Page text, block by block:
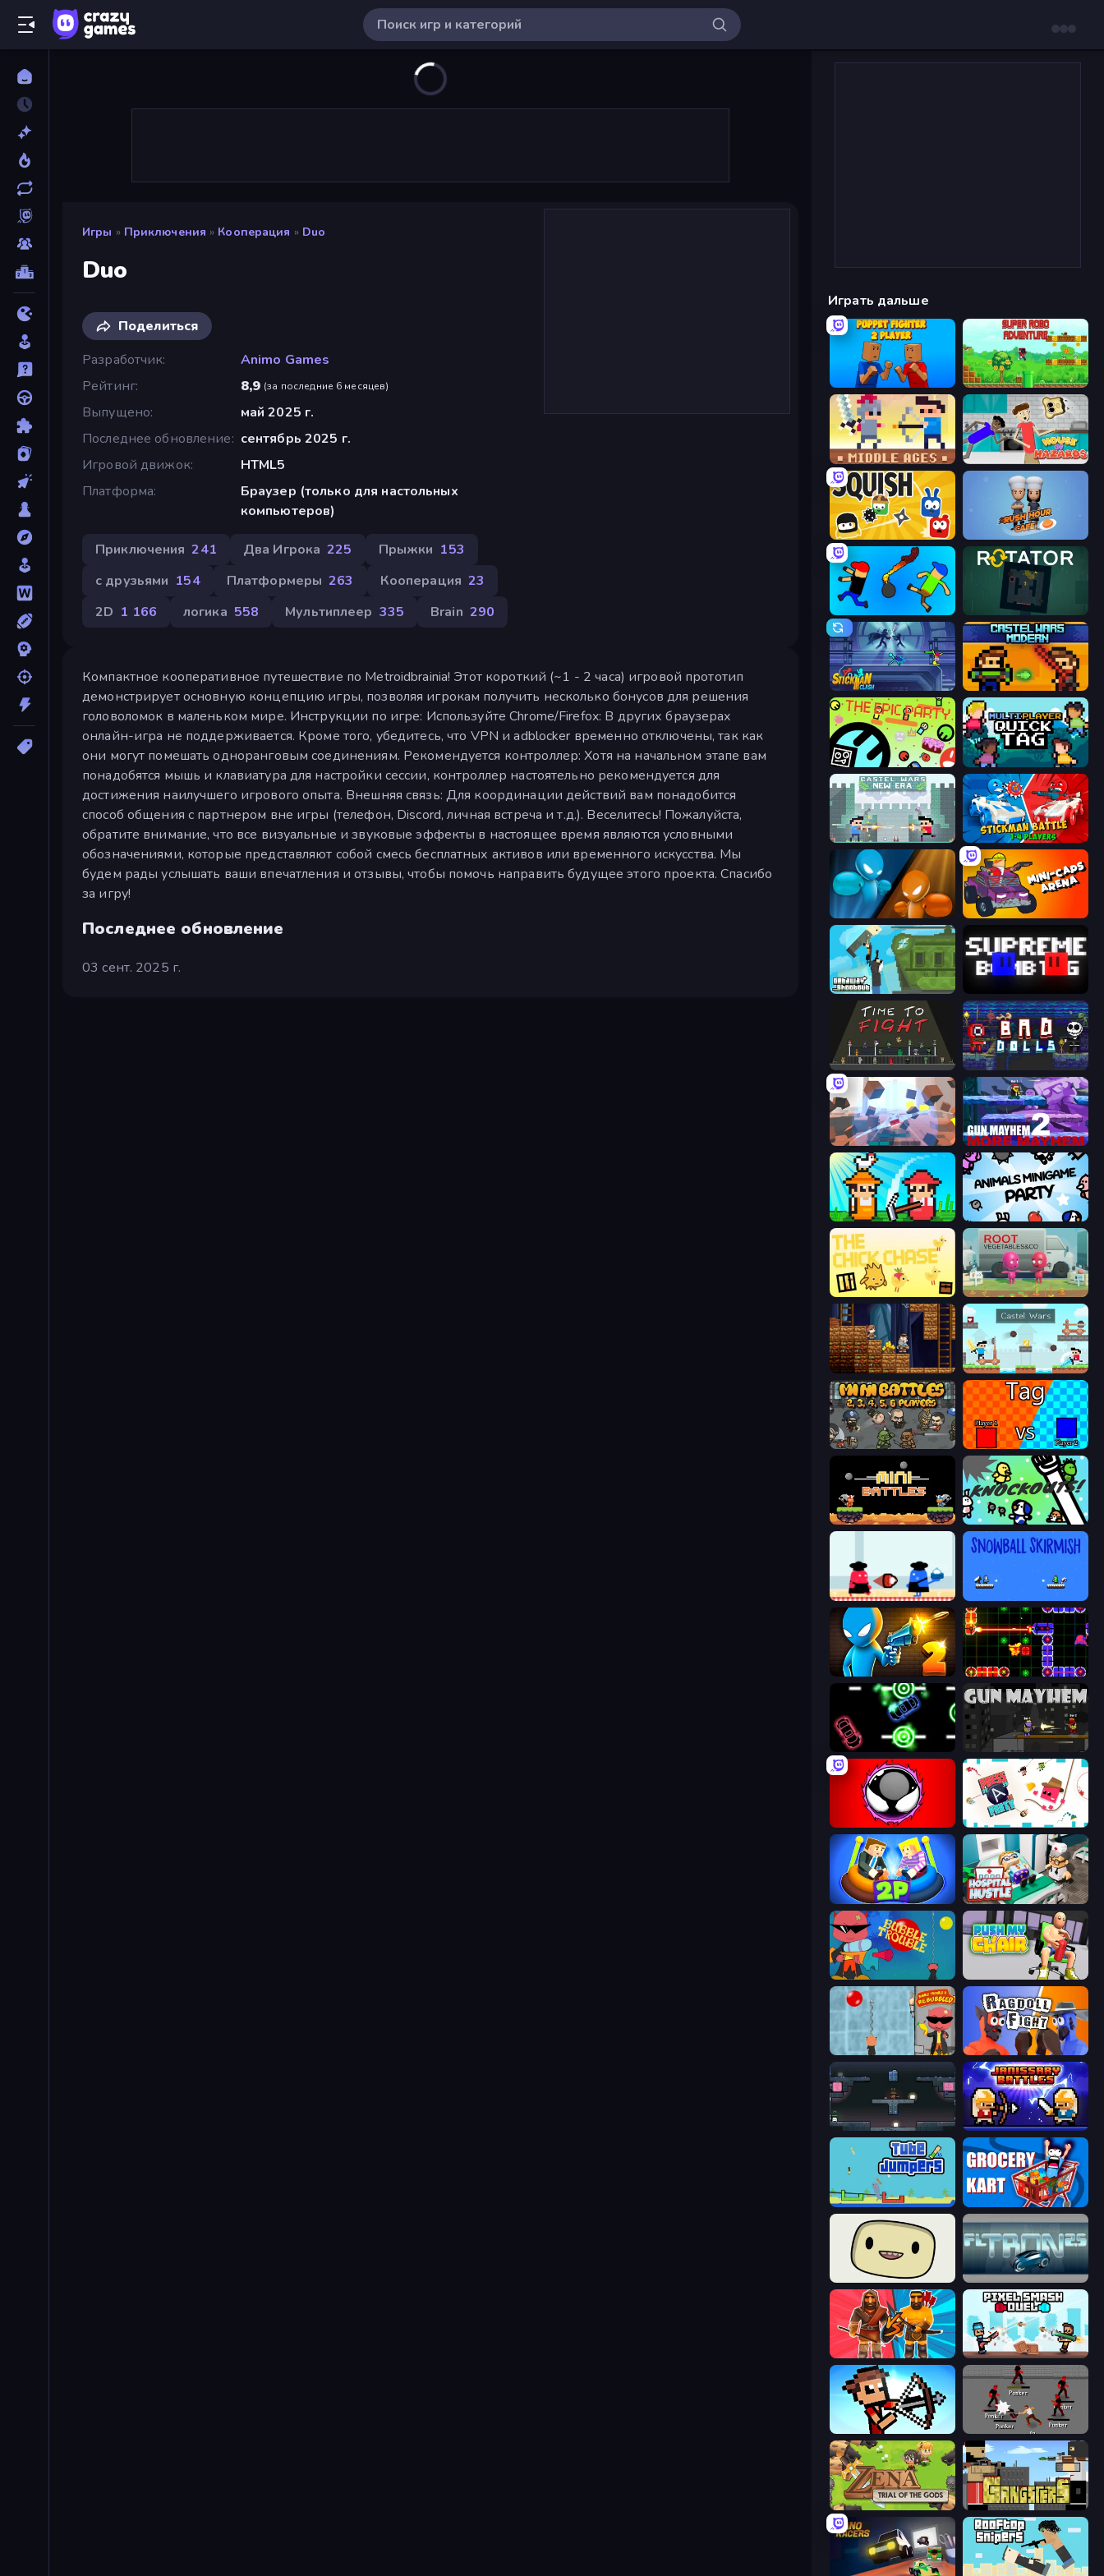
Игры » Приключения » Кооперация » Duo
Duo
Поделиться
Разработчик
Animo Games
Рейтинг
8,9 (за последние 6 месяцев)
Выпущено
май 2025 г.
Последнее обновление
сентябрь 2025 г.
Игровой движок
HTML5
Платформа
Браузер (только для настольных
компьютеров)
Приключения 241 Два Игрока 225 Прыжки 153
с друзьями 154 Платформеры 263 Кооперация 23
2D 1 166 логика 558 Мультиплеер 335 Brain 290
Компактное кооперативное путешествие по Metroidbrainia! Этот короткий (~1 - 2 часа) игровой прототип
демонстрирует основную концепцию игры, позволяя игрокам получить несколько бонусов для решения
головоломок в маленьком мире. Инструкции по игре: Используйте Chrome/Firefox: В других браузерах
онлайн-игра не поддерживается. Кроме того, убедитесь, что VPN и adblocker временно отключены, так как
они могут помешать одноранговым соединениям. Рекомендуется контроллер: Хотя на начальном этапе вам
понадобятся мышь и клавиатура для настройки сессии, контроллер настоятельно рекомендуется для
достижения наилучшего игрового опыта. Внешняя связь: Для координации действий вам понадобится
способ общения с партнером вне игры (телефон, Discord, личная встреча и т.д.). Веселитесь! Пожалуйста,
обратите внимание, что все визуальные и звуковые эффекты в настоящее время являются условными
обозначениями, которые представляют собой смесь бесплатных активов или временного искусства. Мы
будем рады услышать ваши впечатления и отзывы, чтобы помочь направить будущее этого проекта. Спасибо
за игру!
Последнее обновление
03 сент. 2025 г.
Играть дальше
Puppet Fighter 2 Player Super Robo - Adventure
Castle Wars: Middle Ages House of Hazards
Squish Rush Hour Cafe
Mini-Caps: Bombs Rotator
Stickman Clash Castle Wars: Modern
The Epic Party Multiplayer Quick Tag
Castle Wars: New Era Stickman battle 1-4 Players
Drunken Boxing Mini-Caps: Arena
Getaway Shootout
Time to Fight Bad Dolls
Cubic Rush Gun Mayhem 2
Farmer Challenge Party Animals Minigame Party
The Chick Chase Root Vegetables & Co
Miners' Adventure Castle Wars
MiniBattles 2 Player Tag
12 MiniBattles KNOCKOUTS!
Clash of Cakes
Drunken Duel 2 LazerGrrl
Glowit - Two Players Gun Mayhem
Splatmans Press A to Party
Ragdoll Arena 2 Player Hospital Hustle
Bubble Trouble Push My Chair
Bubble Trouble 2: Rebubbled Ragdoll Fight
Arena Janissary Battles
Tube Jumpers Grocery Kart
SuperWEIRD FL Tron
Medieval Battle 2P Pixel Smash Duel
Stick Archers Battle Royal City Clashers 2
Zena: Trial of the Gods Gangsters